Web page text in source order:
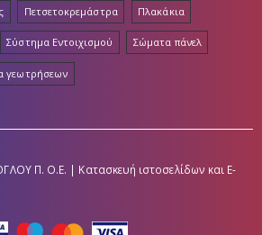
Πετσετοκρεμάστρα Πλακάκια
Σύστημα Εντοιχισμού Σώματα πάνελ
γεωτρήσεων
Π. Ο.Ε. | Κατασκευή ιστοσελίδων και E-